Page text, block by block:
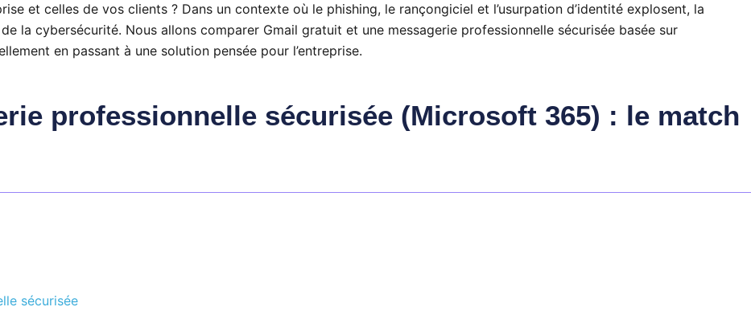
et celles de vos clients ? Dans un contexte où le phishing, le rançongiciel et l’usurpation d’identité explosent, la
la cybersécurité. Nous allons comparer Gmail gratuit et une messagerie professionnelle sécurisée basée sur
en passant à une solution pensée pour l’entreprise.
professionnelle sécurisée (Microsoft 365) : le match
sécurisée